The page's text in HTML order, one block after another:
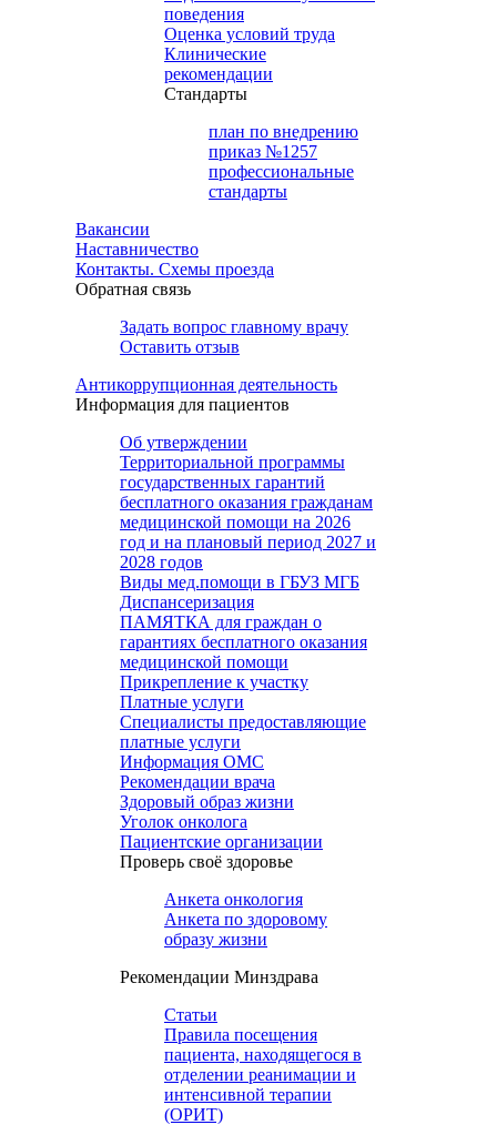
поведения
Оценка условий труда
Клинические
рекомендации
Cтандарты
план по внедрению
приказ №1257
профессиональные
стандарты
Вакансии
Наставничество
Контакты. Схемы проезда
Обратная связь
Задать вопрос главному врачу
Оставить отзыв
Антикоррупционная деятельность
Информация для пациентов
Об утверждении
Территориальной программы
государственных гарантий
бесплатного оказания гражданам
медицинской помощи на 2026
год и на плановый период 2027 и
2028 годов
Виды мед.помощи в ГБУЗ МГБ
Диспансеризация
ПАМЯТКА для граждан о
гарантиях бесплатного оказания
медицинской помощи
Прикрепление к участку
Платные услуги
Специалисты предоставляющие
платные услуги
Информация ОМС
Рекомендации врача
Здоровый образ жизни
Уголок онколога
Пациентские организации
Проверь своё здоровье
Анкета онкология
Анкета по здоровому
образу жизни
Рекомендации Минздрава
Статьи
Правила посещения
пациента, находящегося в
отделении реанимации и
интенсивной терапии
(ОРИТ)